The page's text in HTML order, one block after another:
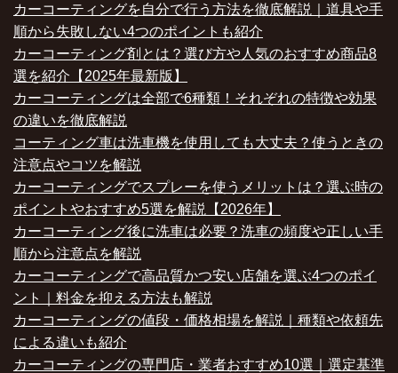
カーコーティングを自分で行う方法を徹底解説｜道具や手
順から失敗しない4つのポイントも紹介
カーコーティング剤とは？選び方や人気のおすすめ商品8
選を紹介【2025年最新版】
カーコーティングは全部で6種類！それぞれの特徴や効果
の違いを徹底解説
コーティング車は洗車機を使用しても大丈夫？使うときの
注意点やコツを解説
カーコーティングでスプレーを使うメリットは？選ぶ時の
ポイントやおすすめ5選を解説【2026年】
カーコーティング後に洗車は必要？洗車の頻度や正しい手
順から注意点を解説
カーコーティングで高品質かつ安い店舗を選ぶ4つのポイ
ント｜料金を抑える方法も解説
カーコーティングの値段・価格相場を解説｜種類や依頼先
による違いも紹介
カーコーティングの専門店・業者おすすめ10選｜選定基準